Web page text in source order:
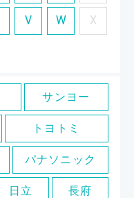
V W X
サンヨー
トヨトミ
パナソニック
日立 長府